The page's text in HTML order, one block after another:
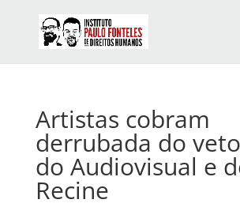
Artistas cobram
derrubada do
do Audiovisual e
Recine